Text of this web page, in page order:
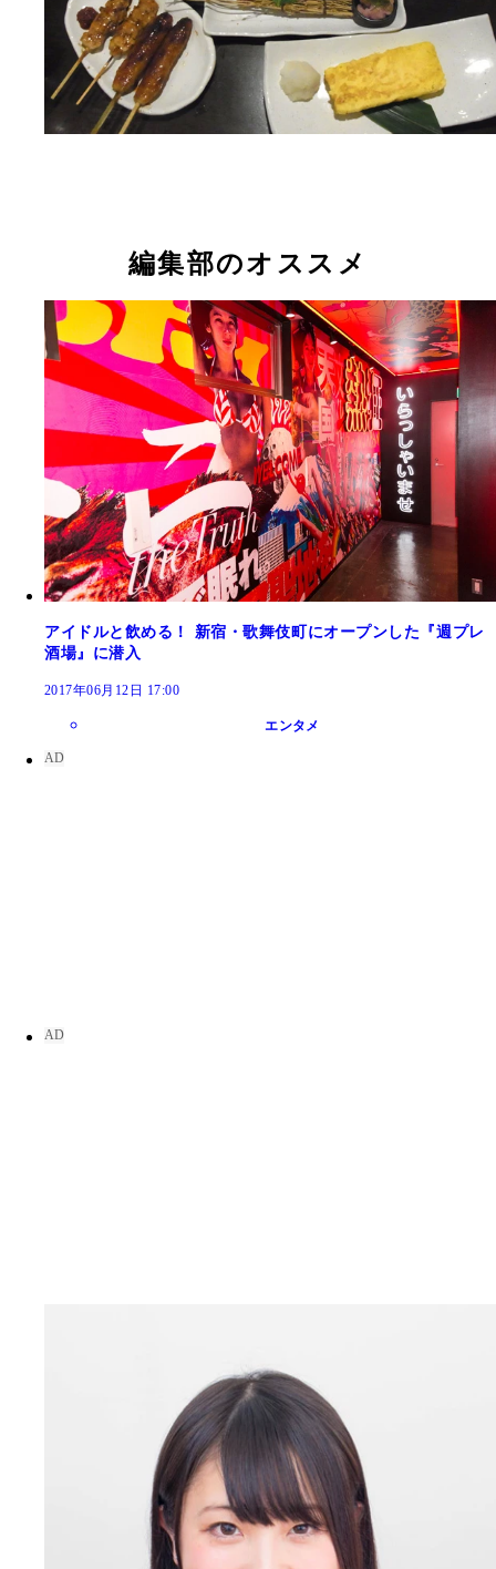
編集部のオススメ
アイドルと飲める！ 新宿・歌舞伎町にオープンした『週プレ
酒場』に潜入
2017年06月12日 17:00
エンタメ